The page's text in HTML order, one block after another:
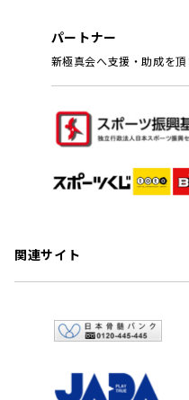
パートナー
新極真会へ支援・助成を頂
関連サイト